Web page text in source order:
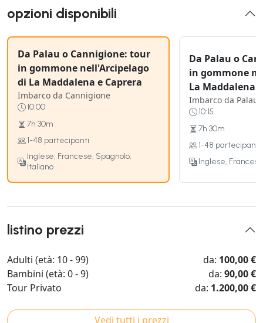
opzioni disponibili
Da Palau o Cannigione: tour
in gommone nell'Arcipelago
di La Maddalena e Caprera
Imbarco da Cannigione
10:00
7h 30m
1-48 partecipanti
Inglese, Francese, Spagnolo,
Italiano
Da Palau o
in gommone
La Maddalena
Imbarco da Palau
10:15
7h 30m
1-48 partecipanti
Inglese,
listino prezzi
Adulti (età: 10 - 99) da: 100,00 €
Bambini (età: 0 - 9)
da: 90,00 €
Tour Privato
da: 1.200,00 €
Vedi tutti i prezzi